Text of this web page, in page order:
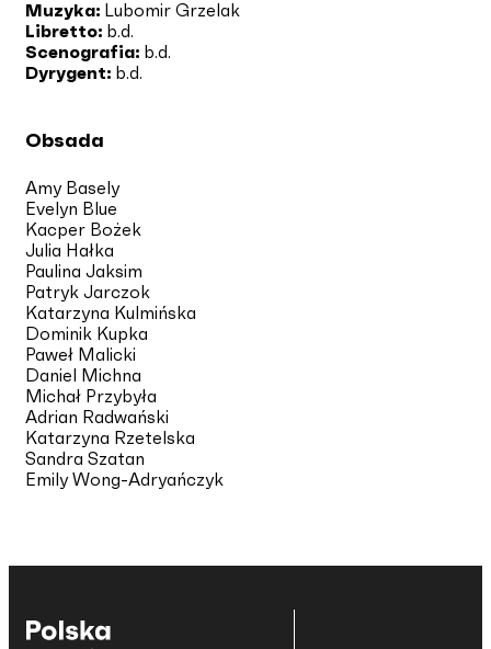
Muzyka: Lubomir Grzelak
Libretto: b.d.
Scenografia: b.d.
Dyrygent: b.d.
Obsada
Amy Basely
Evelyn Blue
Kacper Bożek
Julia Hałka
Paulina Jaksim
Patryk Jarczok
Katarzyna Kulmińska
Dominik Kupka
Paweł Malicki
Daniel Michna
Michał Przybyła
Adrian Radwański
Katarzyna Rzetelska
Sandra Szatan
Emily Wong-Adryańczyk